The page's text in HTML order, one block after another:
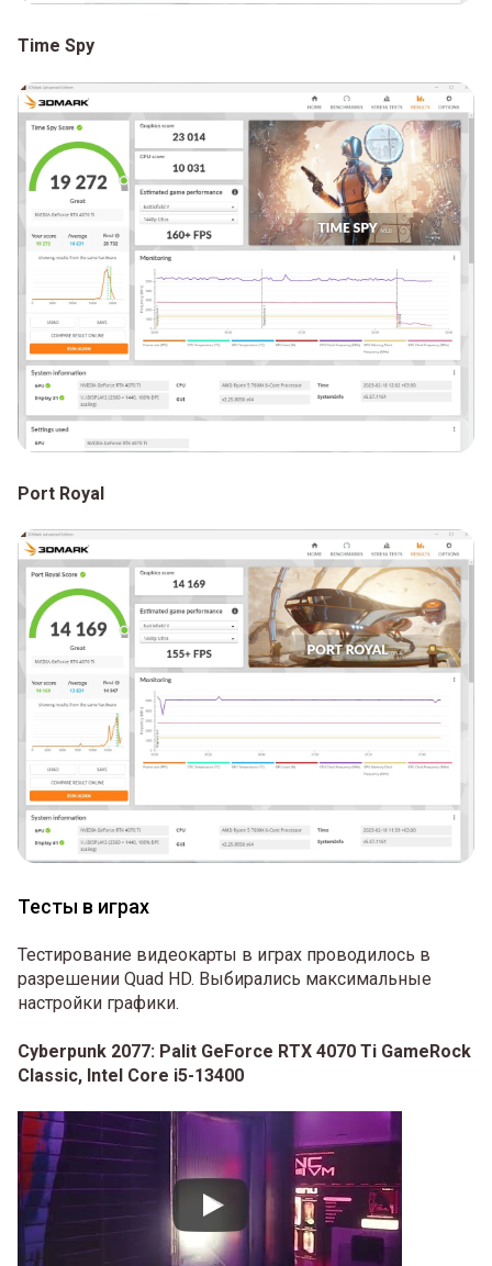
Time Spy
Port Royal
Тесты в играх
Тестирование видеокарты в играх проводилось в
разрешении Quad HD. Выбирались максимальные
настройки графики.
Cyberpunk 2077: Palit GeForce RTX 4070 Ti GameRock
Classic, Intel Core i5-13400